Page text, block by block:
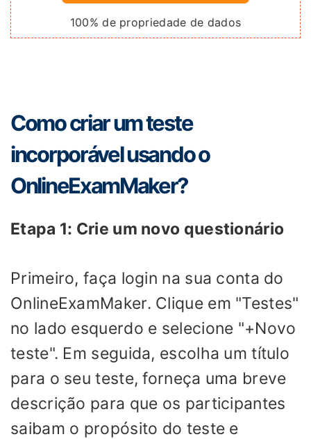
100% de propriedade de dados
Como criar um teste
incorporável usando o
OnlineExamMaker?
Etapa 1: Crie um novo questionário
Primeiro, faça login na sua conta do
OnlineExamMaker. Clique em "Testes"
no lado esquerdo e selecione "+Novo
teste". Em seguida, escolha um título
para o seu teste, forneça uma breve
descrição para que os participantes
saibam o propósito do teste e